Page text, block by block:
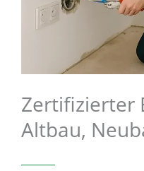
Zertifizierter
Altbau,